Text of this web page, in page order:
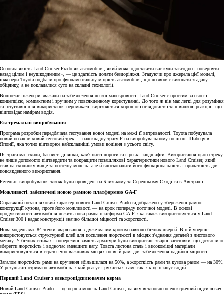
Основна якість Land Cruiser Prado як автомобіля, який може «доставити вас куди завгодно і повернути
назад цілим і неушкодженим», — це здатність долати бездоріжжя. Згадуючи про джерела цієї моделі,
інженери Toyota подбали про фундаментальну міцність автомобіля, що дозволяє виконати згадану
обіцянку, а не покладалися суто на складні технології.
Водночас інженери зважали на забезпечення легкої маневровості: Land Cruiser є простим за своєю
концепцією, компактним і зручним у повсякденному користуванні. До того ж він має легкі для розуміння
та інтуїтивні для використання перемикачі, вирізняється хорошою оглядовістю та швидкою реакцію, що
відповідає намірам водія.
Екстремальні випробування
Програма розробки передбачала тестування нової моделі на межі її витривалості. Toyota побудувала
новий позашляховий тестовий трек — надскладну трасу F на випробувальному полігоні Шибецу в
Японії, яка точно відтворює найскладніші умови водіння з усього світу.
Ця траса має схили, багнисті ділянки, кам'янисті дороги та гірські ландшафти. Використання цього треку
не лише допомогло підтвердити та покращити позашляхові характеристики нового Land Cruiser, який
став на сходинку вище за поточну модель, але й вдосконалити його функціональність і придатність для
повсякденного використання.
Ретельні випробування також були проведені на Близькому та Середньому Сході та в Австралії.
Можливості, забезпечені новою рамною платформою GA-F
Справжній позашляховий характер нового Land Cruiser Prado відображено у збереженні рамної
конструкції кузова, проте його можливості — на крок попереду поточної моделі. В основі
продуктивності автомобіля лежить нова рамна платформа GA-F, яка також використовується у Land
Cruiser 300 і надає конструкції значно більшої міцності та жорсткості.
Нова модель має 84 точки зварювання з дуже малим кроком навколо бічних дверей. В ній уперше
використовується структурний клей для посилення жорсткості в місцях з'єднання деталей з листового
металу. У бічних стійках і поперечині замість арматури були використані зварні заготовки, що дозволило
зберегти жорсткість і водночас зменшити вагу. Товста листова сталь і високоміцні матеріали
використовуються в стратегічно важливих місцях по всій рамі для забезпечення надійної міцності.
Загалом жорсткість рами на кручення збільшилася на 50%, а жорсткість рами та кузова разом — на 30%.
У результаті отримано автомобіль, який реагує і рухається саме так, як це планує водій.
Перший Land Cruiser з електропідсилювачем керма
Новий Land Cruiser Prado — це перша модель Land Cruiser, на яку встановлено електричний підсилювач